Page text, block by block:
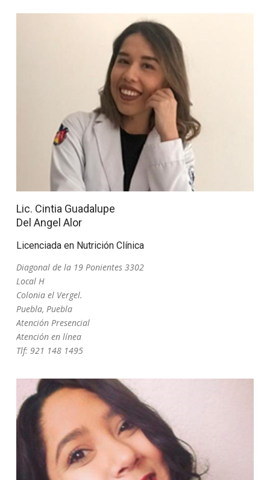
Lic. Cintia Guadalupe
Del Angel Alor
Licenciada en Nutrición Clínica
Diagonal de la 19 Ponientes 3302
Local H
Colonia el Vergel.
Puebla, Puebla
Atención Presencial
Atención en línea
Tlf: 921 148 1495